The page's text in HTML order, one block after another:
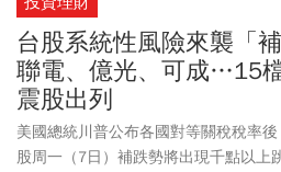
台股系統性風險來襲「
聯電、億光、可成…15
震股出列
美國總統川普公布各國對等關稅稅率
股周一（7日）補跌勢將出現千點以上